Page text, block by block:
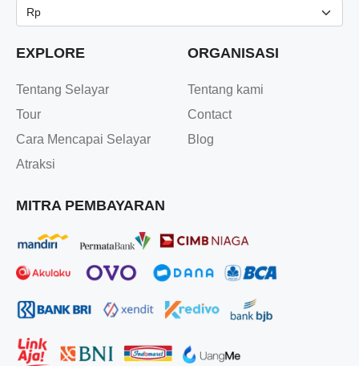
EXPLORE
Tentang Selayar
Tour
Cara Mencapai Selayar
Atraksi
ORGANISASI
Tentang kami
Contact
Blog
MITRA PEMBAYARAN